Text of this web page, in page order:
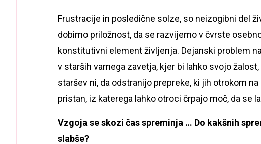
Frustracije in posledične solze, so neizogibni del
dobimo priložnost, da se razvijemo v čvrste
konstitutivni element življenja. Dejanski problem
v starših varnega zavetja, kjer bi lahko svojo
staršev ni, da odstranijo prepreke, ki jih otrokom
pristan, iz katerega lahko otroci črpajo moč, da se
Vzgoja se skozi čas spreminja … Do kakšnih
slabše?